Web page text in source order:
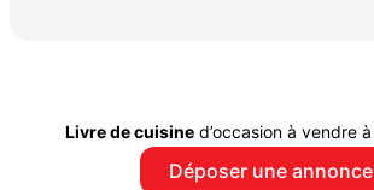
Livre de cuisined’occasion à vendre à
Déposer une annonce